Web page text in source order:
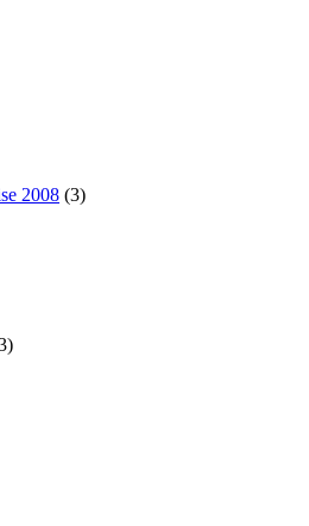
2008 (3)